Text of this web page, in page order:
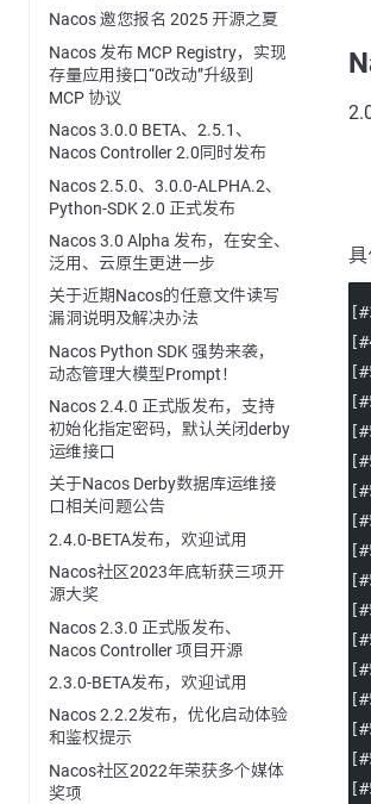
Nacos 邀您报名 2025 开源之夏
Nacos 发布 MCP Registry，实现
存量应用接口“0改动”升级到
MCP 协议
Nacos 3.0.0 BETA、2.5.1、
Nacos Controller 2.0同时发布
Nacos 2.5.0、3.0.0-ALPHA.2、
Python-SDK 2.0 正式发布
Nacos 3.0 Alpha 发布，在安全、
泛用、云原生更进一步
关于近期Nacos的任意文件读写
漏洞说明及解决办法
Nacos Python SDK 强势来袭，
动态管理大模型Prompt！
Nacos 2.4.0 正式版发布，支持
初始化指定密码，默认关闭derby
运维接口
关于Nacos Derby数据库运维接
口相关问题公告
2.4.0-BETA发布，欢迎试用
Nacos社区2023年底斩获三项开
源大奖
Nacos 2.3.0 正式版发布、
Nacos Controller 项目开源
2.3.0-BETA发布，欢迎试用
Nacos 2.2.2发布，优化启动体验
和鉴权提示
Nacos社区2022年荣获多个媒体
奖项
具